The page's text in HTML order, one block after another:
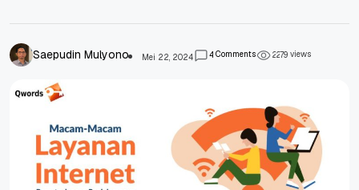
Saepudin Mulyono Mei 22, 2024 4Comments 2279views